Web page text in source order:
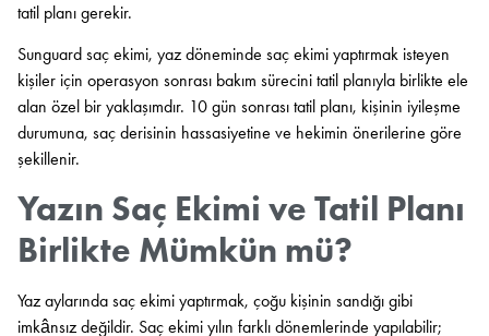
tatil planı gerekir.
Sunguard saç ekimi, yaz döneminde saç ekimi yaptırmak isteyen
kişiler için operasyon sonrası bakım sürecini tatil planıyla birlikte ele
alan özel bir yaklaşımdır. 10 gün sonrası tatil planı, kişinin iyileşme
durumuna, saç derisinin hassasiyetine ve hekimin önerilerine göre
şekillenir.
Yazın Saç Ekimi ve Tatil Planı
Birlikte Mümkün mü?
Yaz aylarında saç ekimi yaptırmak, çoğu kişinin sandığı gibi
imkânsız değildir. Saç ekimi yılın farklı dönemlerinde yapılabilir;